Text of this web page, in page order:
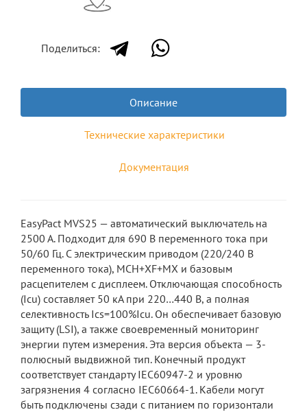
Поделиться:
Описание
Технические характеристики
Документация
EasyPact MVS25 — автоматический выключатель на
2500 А. Подходит для 690 В переменного тока при
50/60 Гц. С электрическим приводом (220/240 В
переменного тока), MCH+XF+MX и базовым
расцепителем с дисплеем. Отключающая способность
(Icu) составляет 50 кА при 220…440 В, а полная
селективность Ics=100%Icu. Он обеспечивает базовую
защиту (LSI), а также своевременный мониторинг
энергии путем измерения. Эта версия объекта — 3-
полюсный выдвижной тип. Конечный продукт
соответствует стандарту IEC60947-2 и уровню
загрязнения 4 согласно IEC60664-1. Кабели могут
быть подключены сзади с питанием по горизонтали